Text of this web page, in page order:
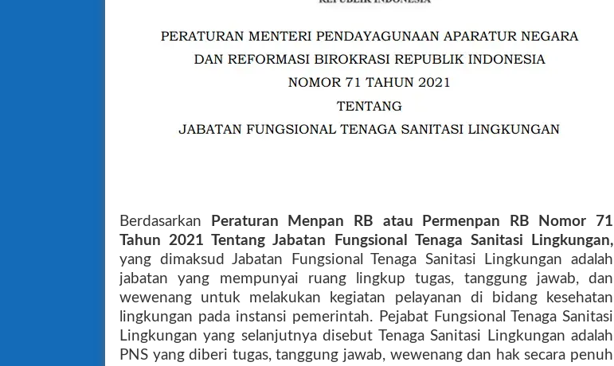
Berdasarkan
Peraturan Menpan RB atau Permenpan RB Nomor 71
Tahun 2021 Tentang Jabatan Fungsional Tenaga Sanitasi Lingkungan,
yang dimaksud Jabatan Fungsional Tenaga Sanitasi Lingkungan adalah
jabatan yang mempunyai ruang lingkup tugas, tanggung jawab, dan
wewenang untuk melakukan kegiatan pelayanan di bidang kesehatan
lingkungan pada instansi pemerintah. Pejabat Fungsional Tenaga Sanitasi
Lingkungan yang selanjutnya disebut Tenaga Sanitasi Lingkungan adalah
PNS yang diberi tugas, tanggung jawab, wewenang dan hak secara penuh